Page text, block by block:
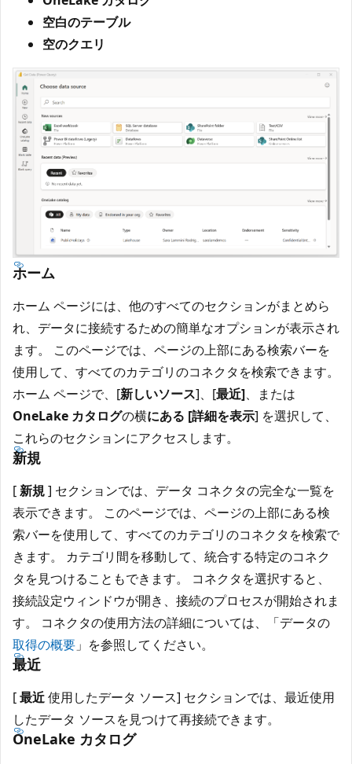
空白のテーブル
空のクエリ
ホーム
ホーム ページには、他のすべてのセクションがまとめら
れ、データに接続するための簡単なオプションが表示され
ます。 このページでは、ページの上部にある検索バーを
使用して、すべてのカテゴリのコネクタを検索できます。
ホーム ページで、[新しいソース]、[最近]、または
OneLake カタログの横にある [詳細を表示] を選択して、
これらのセクションにアクセスします。
新規
[新規] セクションでは、データ コネクタの完全な一覧を
表示できます。 このページでは、ページの上部にある検
索バーを使用して、すべてのカテゴリのコネクタを検索で
きます。 カテゴリ間を移動して、統合する特定のコネク
タを見つけることもできます。 コネクタを選択すると、
接続設定ウィンドウが開き、接続のプロセスが開始されま
す。 コネクタの使用方法の詳細については、「データの
取得の概要 」を参照してください。
最近
[最近使用したデータ ソース] セクションでは、最近使用
したデータ ソースを見つけて再接続できます。
OneLake カタログ